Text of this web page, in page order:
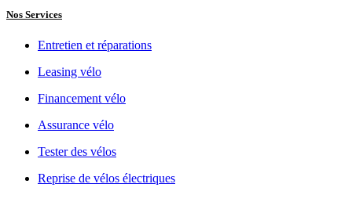
Nos Services
Entretien et réparations
Leasing vélo
Financement vélo
Assurance vélo
Tester des vélos
Reprise de vélos électriques